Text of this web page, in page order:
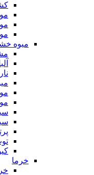
میوه
خرما